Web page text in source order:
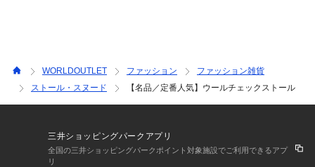
※照明の関係により、実際よりも色味が違って見える場合があ
ります。また、パソコン・スマートフォンなどの環境により、
若干製品と画像のカラーが異なる場合もございます。
WORLDOUTLET ファッション
ファッション雑貨
ストール・スヌード
【名品／定番人気】ウールチェックストール
三井ショッピングパークアプリ
全国の三井ショッピングパークポイント対象施設でご利用できるアプ
リ